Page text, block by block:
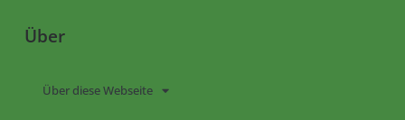
Über
Über diese Webseite